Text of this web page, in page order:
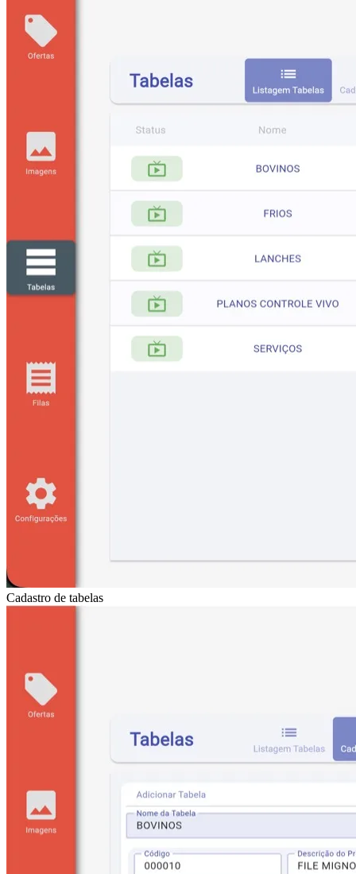
Cadastro de tabelas